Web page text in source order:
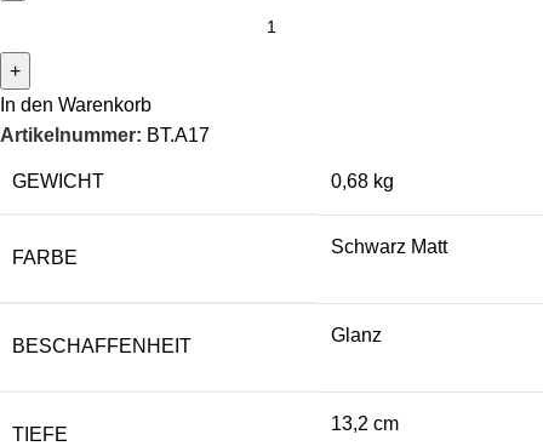
In den Warenkorb
Artikelnummer: BT.A17
GEWICHT 0,68 kg
FARBE
Schwarz Matt
BESCHAFFENHEIT
Glanz
TIEFE
13,2 cm